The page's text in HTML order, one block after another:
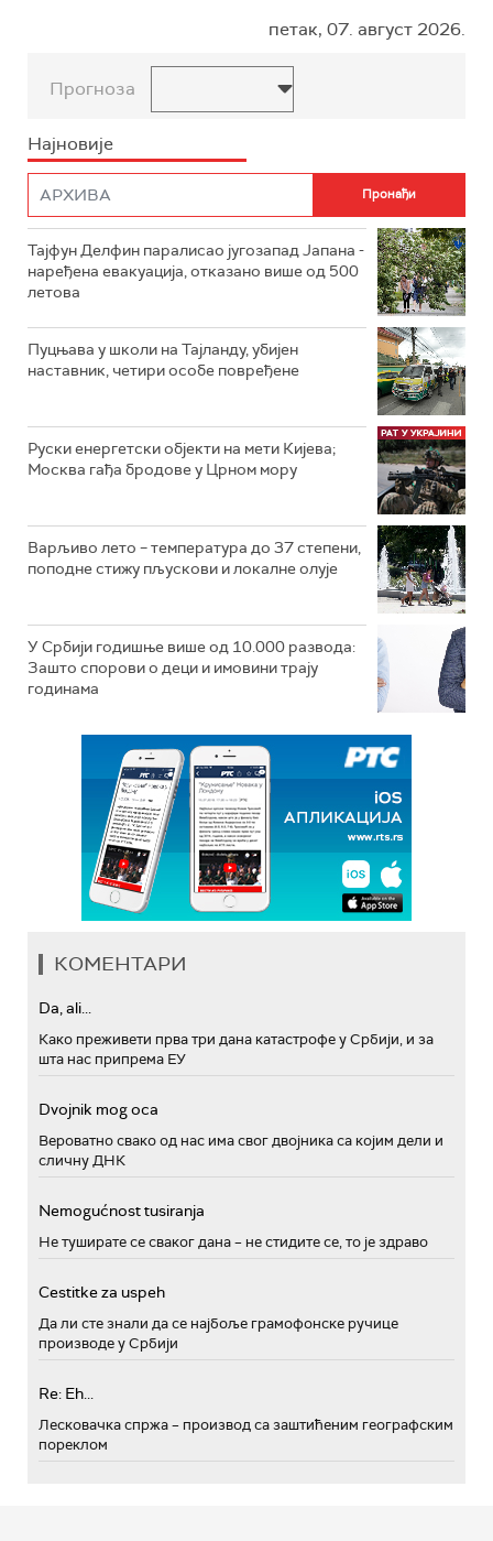
петак, 07. август 2026.
Прогноза
Најновије
Тајфун Делфин паралисао југозапад Јапана -
наређена евакуација, отказано више од 500
летова
Пуцњава у школи на Тајланду, убијен
наставник, четири особе повређене
Руски енергетски објекти на мети Кијева;
Москва гађа бродове у Црном мору
Варљиво лето – температура до 37 степени,
поподне стижу пљускови и локалне олује
У Србији годишње више од 10.000 развода:
Зашто спорови о деци и имовини трају
годинама
КОМЕНТАРИ
Da, ali...
Како преживети прва три дана катастрофе у Србији, и за
шта нас припрема ЕУ
Dvojnik mog oca
Вероватно свако од нас има свог двојника са којим дели и
сличну ДНК
Nemogućnost tusiranja
Не туширате се сваког дана – не стидите се, то је здраво
Cestitke za uspeh
Да ли сте знали да се најбоље грамофонске ручице
производе у Србији
Re: Eh...
Лесковачка спржа – производ са заштићеним географским
пореклом